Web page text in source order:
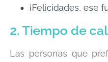
¡Felicidades, ese
2. Tiempo de
Las personas que